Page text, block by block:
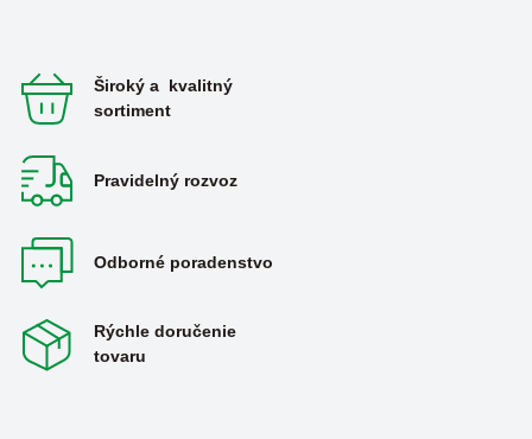
Široký a kvalitný
sortiment
Pravidelný rozvoz
Odborné poradenstvo
Rýchle doručenie
tovaru